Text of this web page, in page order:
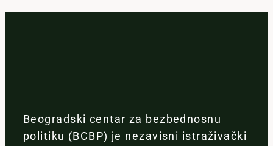
Beogradski centar za bezbednosnu
politiku (BCBP) je nezavisni istraživački